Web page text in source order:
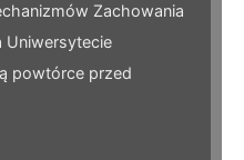
Zachowania
Uniwersytecie
powtórce przed